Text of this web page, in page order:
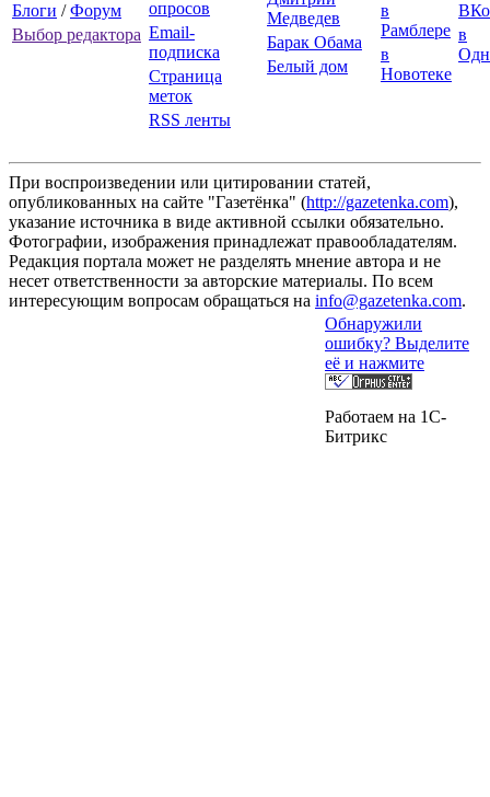
Блоги /Форум
Выбор редактора
опросов
Email-
подписка
Страница
меток
RSS ленты
Медведев
Барак Обама
Белый дом
в
Рамблере
в
Новотеке
в
При воспроизведении или цитировании статей,
опубликованных на сайте "Газетёнка" (http://gazetenka.com),
указание источника в виде активной ссылки обязательно.
Фотографии, изображения принадлежат правообладателям.
Редакция портала может не разделять мнение автора и не
несет ответственности за авторские материалы. По всем
интересующим вопросам обращаться на info@gazetenka.com.
Обнаружили
ошибку? Выделите
её и нажмите
Работаем на 1C-
Битрикс